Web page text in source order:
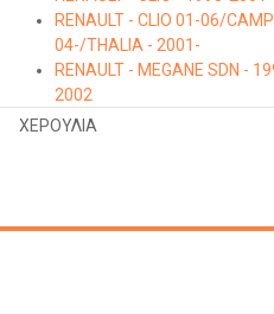
RENAULT - CLIO 01-06/
04-/THALIA - 2001-
RENAULT - MEGANE SDN -
2002
RENAULT - MEGANE L/B -
ΧΕΡΟΥΛΙΑ